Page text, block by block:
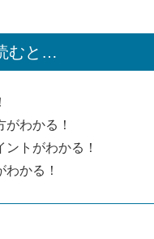
むと…
わかる！
トがわかる！
かる！